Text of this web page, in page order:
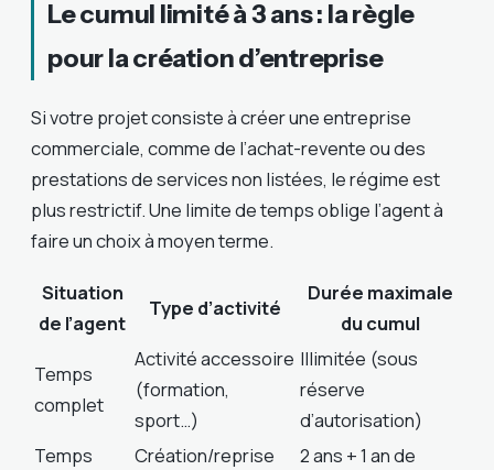
Le cumul limité à 3 ans : la règle
pour la création d’entreprise
Si votre projet consiste à créer une entreprise
commerciale, comme de l’achat-revente ou des
prestations de services non listées, le régime est
plus restrictif. Une limite de temps oblige l’agent à
faire un choix à moyen terme.
Situation
de l’agent
Type d’activité
Durée maximale
du cumul
Temps
complet
Activité accessoire
(formation,
sport…)
Illimitée (sous
réserve
d’autorisation)
Temps
Création/reprise
2 ans + 1 an de